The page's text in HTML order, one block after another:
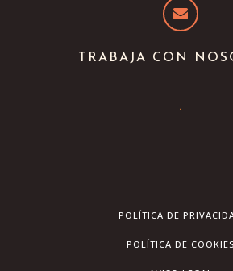
TRABAJA CON
.
POLÍTICA DE
POLÍTICA DE COOKIES